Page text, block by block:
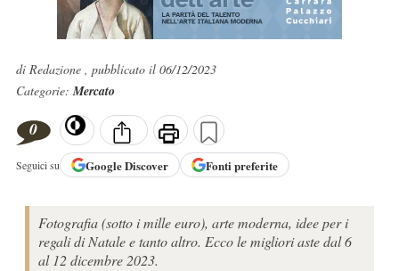
di Redazione , pubblicato il 06/12/2023
Categorie:Mercato
0
Seguici su GoogleDiscover Fonti preferite
Fotografia (sotto i mille euro), arte moderna, idee per i
regali di Natale e tanto altro. Ecco le migliori aste dal 6
al 12 dicembre 2023.